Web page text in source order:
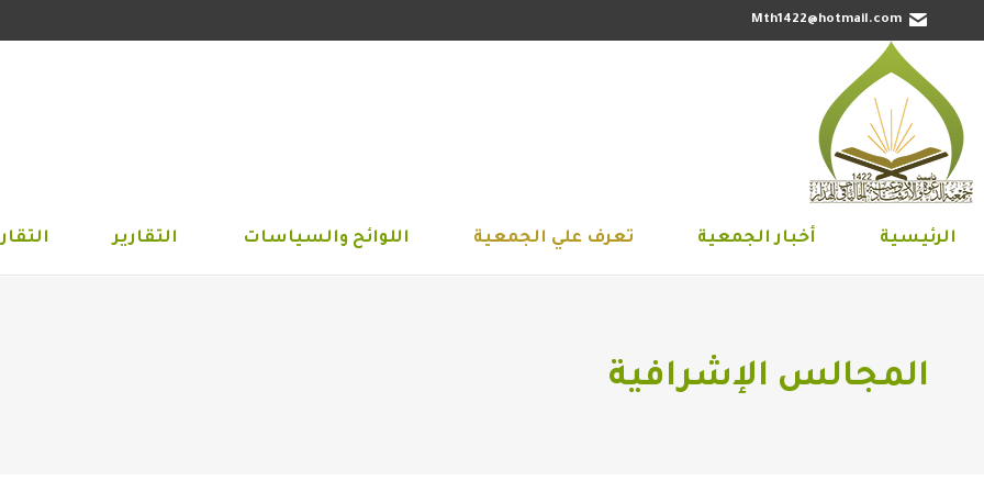
Mth1422@hotmail.com
الرئيسية أخبار الجمعية تعرف علي الجمعية اللوائح والسياسات التقارير
المجالس الإشرافية
الرئيسية أخبار الجمعية تعرف علي الجمعية اللوائح والسياسات التقارير